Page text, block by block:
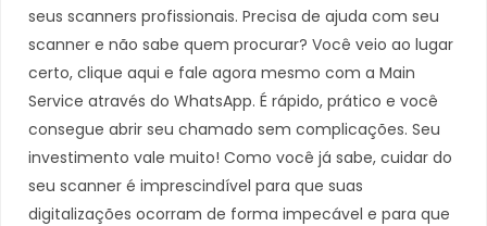
seus scanners profissionais. Precisa de ajuda com seu
scanner e não sabe quem procurar? Você veio ao lugar
certo, clique aqui e fale agora mesmo com a Main
Service através do WhatsApp. É rápido, prático e você
consegue abrir seu chamado sem complicações. Seu
investimento vale muito! Como você já sabe, cuidar do
seu scanner é imprescindível para que suas
digitalizações ocorram de forma impecável e para que